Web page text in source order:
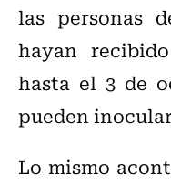
las personas
hayan
hasta el 3 de
pueden
Lo mismo